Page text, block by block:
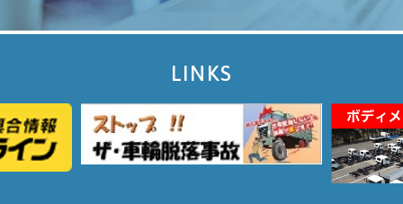
LINKS